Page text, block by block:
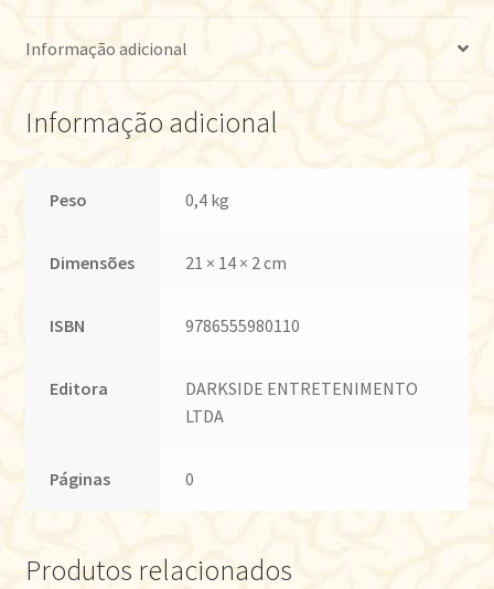
Informação adicional
Informação adicional
Peso 0,4 kg
Dimensões 21 × 14 × 2 cm
ISBN 9786555980110
Editora
DARKSIDE ENTRETENIMENTO
LTDA
Páginas 0
Produtos relacionados